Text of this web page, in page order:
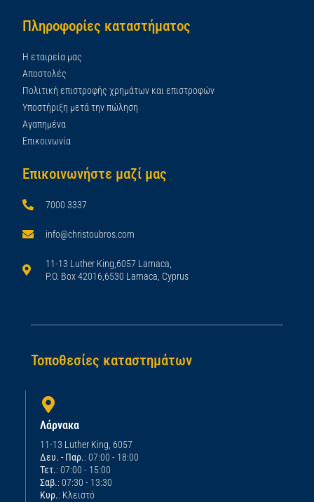
Πληροφορίες καταστήματος
Η εταιρεία μας
Αποστολές
Πολιτική επιστροφής χρημάτων και επιστροφών
Υποστήριξη μετά την πώληση
Αγαπημένα
Επικοινωνία
Επικοινωνήστε μαζί μας
7000 3337
info@christoubros.com
11-13 Luther King,6057 Larnaca,
P.O. Box 42016,6530 Larnaca, Cyprus
Τοποθεσίες καταστημάτων
Λάρνακα
11-13 Luther King, 6057
Δευ. - Παρ.: 07:00 - 18:00
Τετ.: 07:00 - 15:00
Σαβ.: 07:30 - 13:30
Κυρ.: Κλειστό